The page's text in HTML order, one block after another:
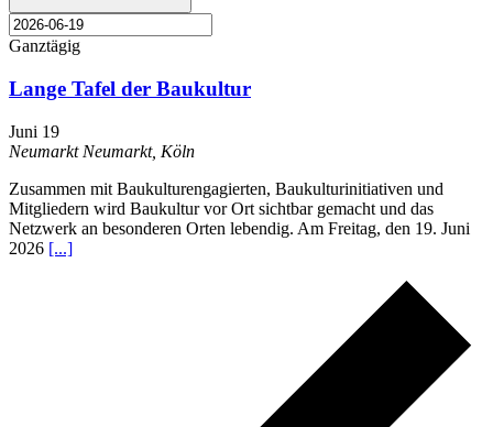
Ganztägig
Lange Tafel der Baukultur
Juni 19
Neumarkt Neumarkt, Köln
Zusammen mit Baukulturengagierten, Baukulturinitiativen und
Mitgliedern wird Baukultur vor Ort sichtbar gemacht und das
Netzwerk an besonderen Orten lebendig. Am Freitag, den 19. Juni
2026 [...]